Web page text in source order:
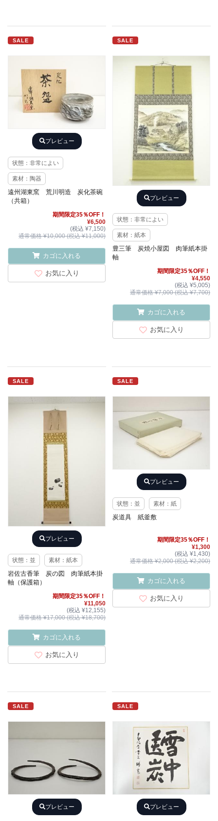
SALE
プレビュー
状態：非常によい
素材：陶器
遠州湖東窯 荒川明造 炭化茶碗
（共箱）
期間限定35％OFF！
¥6,500
(税込 ¥7,150)
通常価格 ¥10,000 (税込 ¥11,000)
カゴに入れる
お気に入り
SALE
プレビュー
状態：非常によい
素材：紙本
豊三筆 炭焼小屋図 肉筆紙本掛
軸
期間限定35％OFF！
¥4,550
(税込 ¥5,005)
通常価格 ¥7,000 (税込 ¥7,700)
カゴに入れる
お気に入り
SALE
プレビュー
状態：並 素材：紙本
岩佐古香筆 炭の図 肉筆紙本掛
軸（保護箱）
期間限定35％OFF！
¥11,050
(税込 ¥12,155)
通常価格 ¥17,000 (税込 ¥18,700)
カゴに入れる
お気に入り
SALE
プレビュー
状態：並 素材：紙
炭道具 紙釜敷
期間限定35％OFF！
¥1,300
(税込 ¥1,430)
通常価格 ¥2,000 (税込 ¥2,200)
カゴに入れる
お気に入り
SALE
プレビュー
SALE
プレビュー